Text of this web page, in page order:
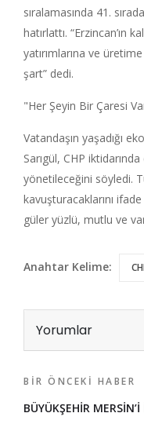
sıralamasında 41.
hatırlattı. “Erzincan’ın
yatırımlarına ve
şart” dedi.
"Her Şeyin Bir Çaresi
Vatandaşın yaşadığı
Sarıgül, CHP
yönetileceğini söyledi.
kavuşturacaklarını
güler yüzlü, mutlu ve
Anahtar Kelime:
Yorumlar
BIR ÖNCEKI HABER
BÜYÜKŞEHİR